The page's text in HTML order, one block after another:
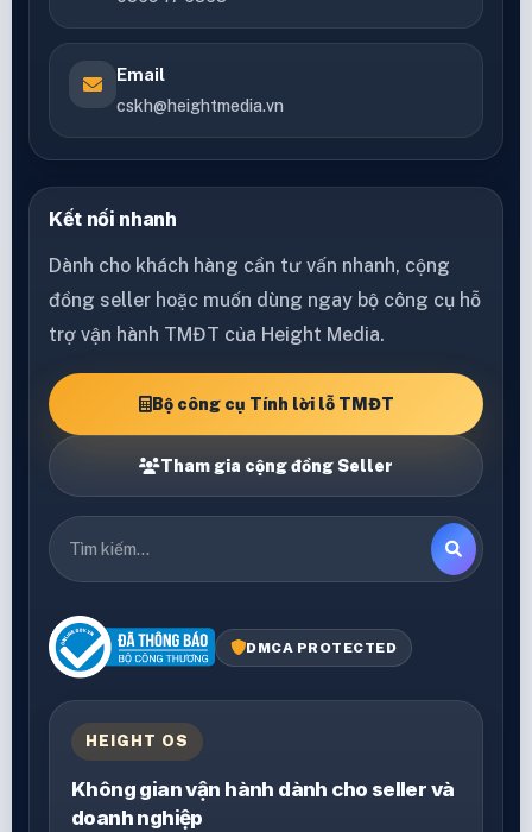
Email
cskh@heightmedia.vn
Kết nối nhanh
Dành cho khách hàng cần tư vấn nhanh, cộng
đồng seller hoặc muốn dùng ngay bộ công cụ hỗ
trợ vận hành TMĐT của Height Media.
Bộ công cụ Tính lời lỗ TMĐT
Tham gia cộng đồng Seller
DMCA PROTECTED
HEIGHT OS
Không gian vận hành dành cho seller và
doanh nghiệp